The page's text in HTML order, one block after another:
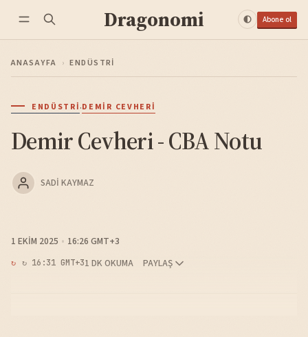
Dragonomi Abone ol
ANASAYFA › ENDÜSTRI
ENDÜSTRI·DEMIR CEVHERI
Demir Cevheri - CBA Notu
SADI KAYMAZ
1 EKIM 2025 16:26 GMT+3
↻ 16:31 GMT+31 DK OKUMA PAYLAŞ